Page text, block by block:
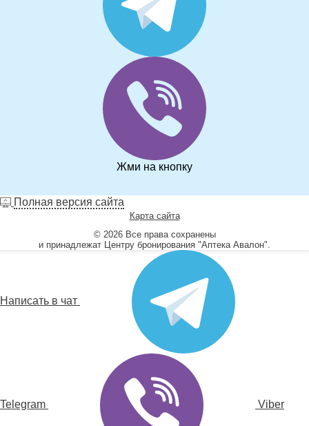
Жми на кнопку
Полная версия сайта
Карта сайта
© 2026 Все права сохранены
и принадлежат Центру бронирования "Аптека Авалон".
Написать в чат
Telegram Viber